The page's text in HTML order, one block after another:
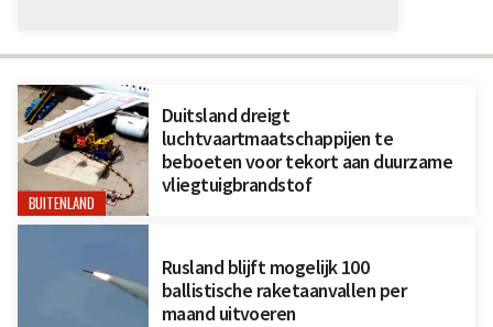
BUITENLAND
Duitsland dreigt
luchtvaartmaatschappijen te
beboeten voor tekort aan duurzame
vliegtuigbrandstof
Rusland blijft mogelijk 100
ballistische raketaanvallen per
maand uitvoeren